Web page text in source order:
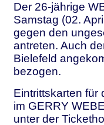
Der 26-jährige
Samstag (02.
gegen den
antreten. Auch
Bielefeld
bezogen.
Eintrittskarten für
im GERRY
unter der